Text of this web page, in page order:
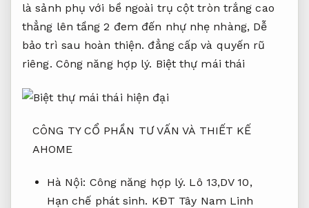
là sảnh phụ với bề ngoài trụ cột tròn trắng cao
thẳng lên tầng 2 đem đến nhự nhẹ nhàng, Dễ
bảo trì sau hoàn thiện. đẳng cấp và quyến rũ
riêng. Công năng hợp lý. Biệt thự mái thái
CÔNG TY CỔ PHẦN TƯ VẤN VÀ THIẾT KẾ
AHOME
Hà Nội: Công năng hợp lý. Lô 13,DV 10,
Hạn chế phát sinh. KĐT Tây Nam Linh